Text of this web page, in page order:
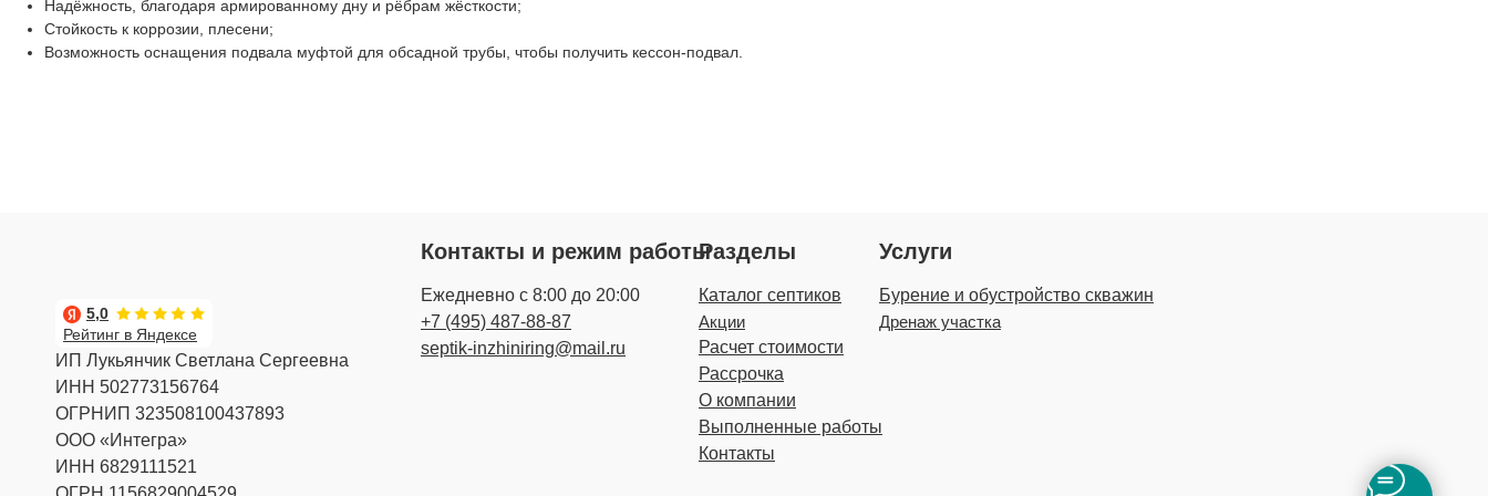
Надёжность, благодаря армированному дну и рёбрам жёсткости;
Стойкость к коррозии, плесени;
Возможность оснащения подвала муфтой для обсадной трубы, чтобы получить кессон-подвал.
Рейтинг в Яндексе
5,0
ИП Лукьянчик Светлана Сергеевна
ИНН 502773156764
ОГРНИП 323508100437893
ООО «Интегра»
ИНН 6829111521
Контакты и режим работы
Ежедневно с 8:00 до 20:00
+7 (495) 487-88-87
septik-inzhiniring@mail.ru
Разделы
Каталог септиков
Акции
Расчет стоимости
Рассрочка
О компании
Выполненные работы
Контакты
Услуги
Бурение и обустройство скважин
Дренаж участка